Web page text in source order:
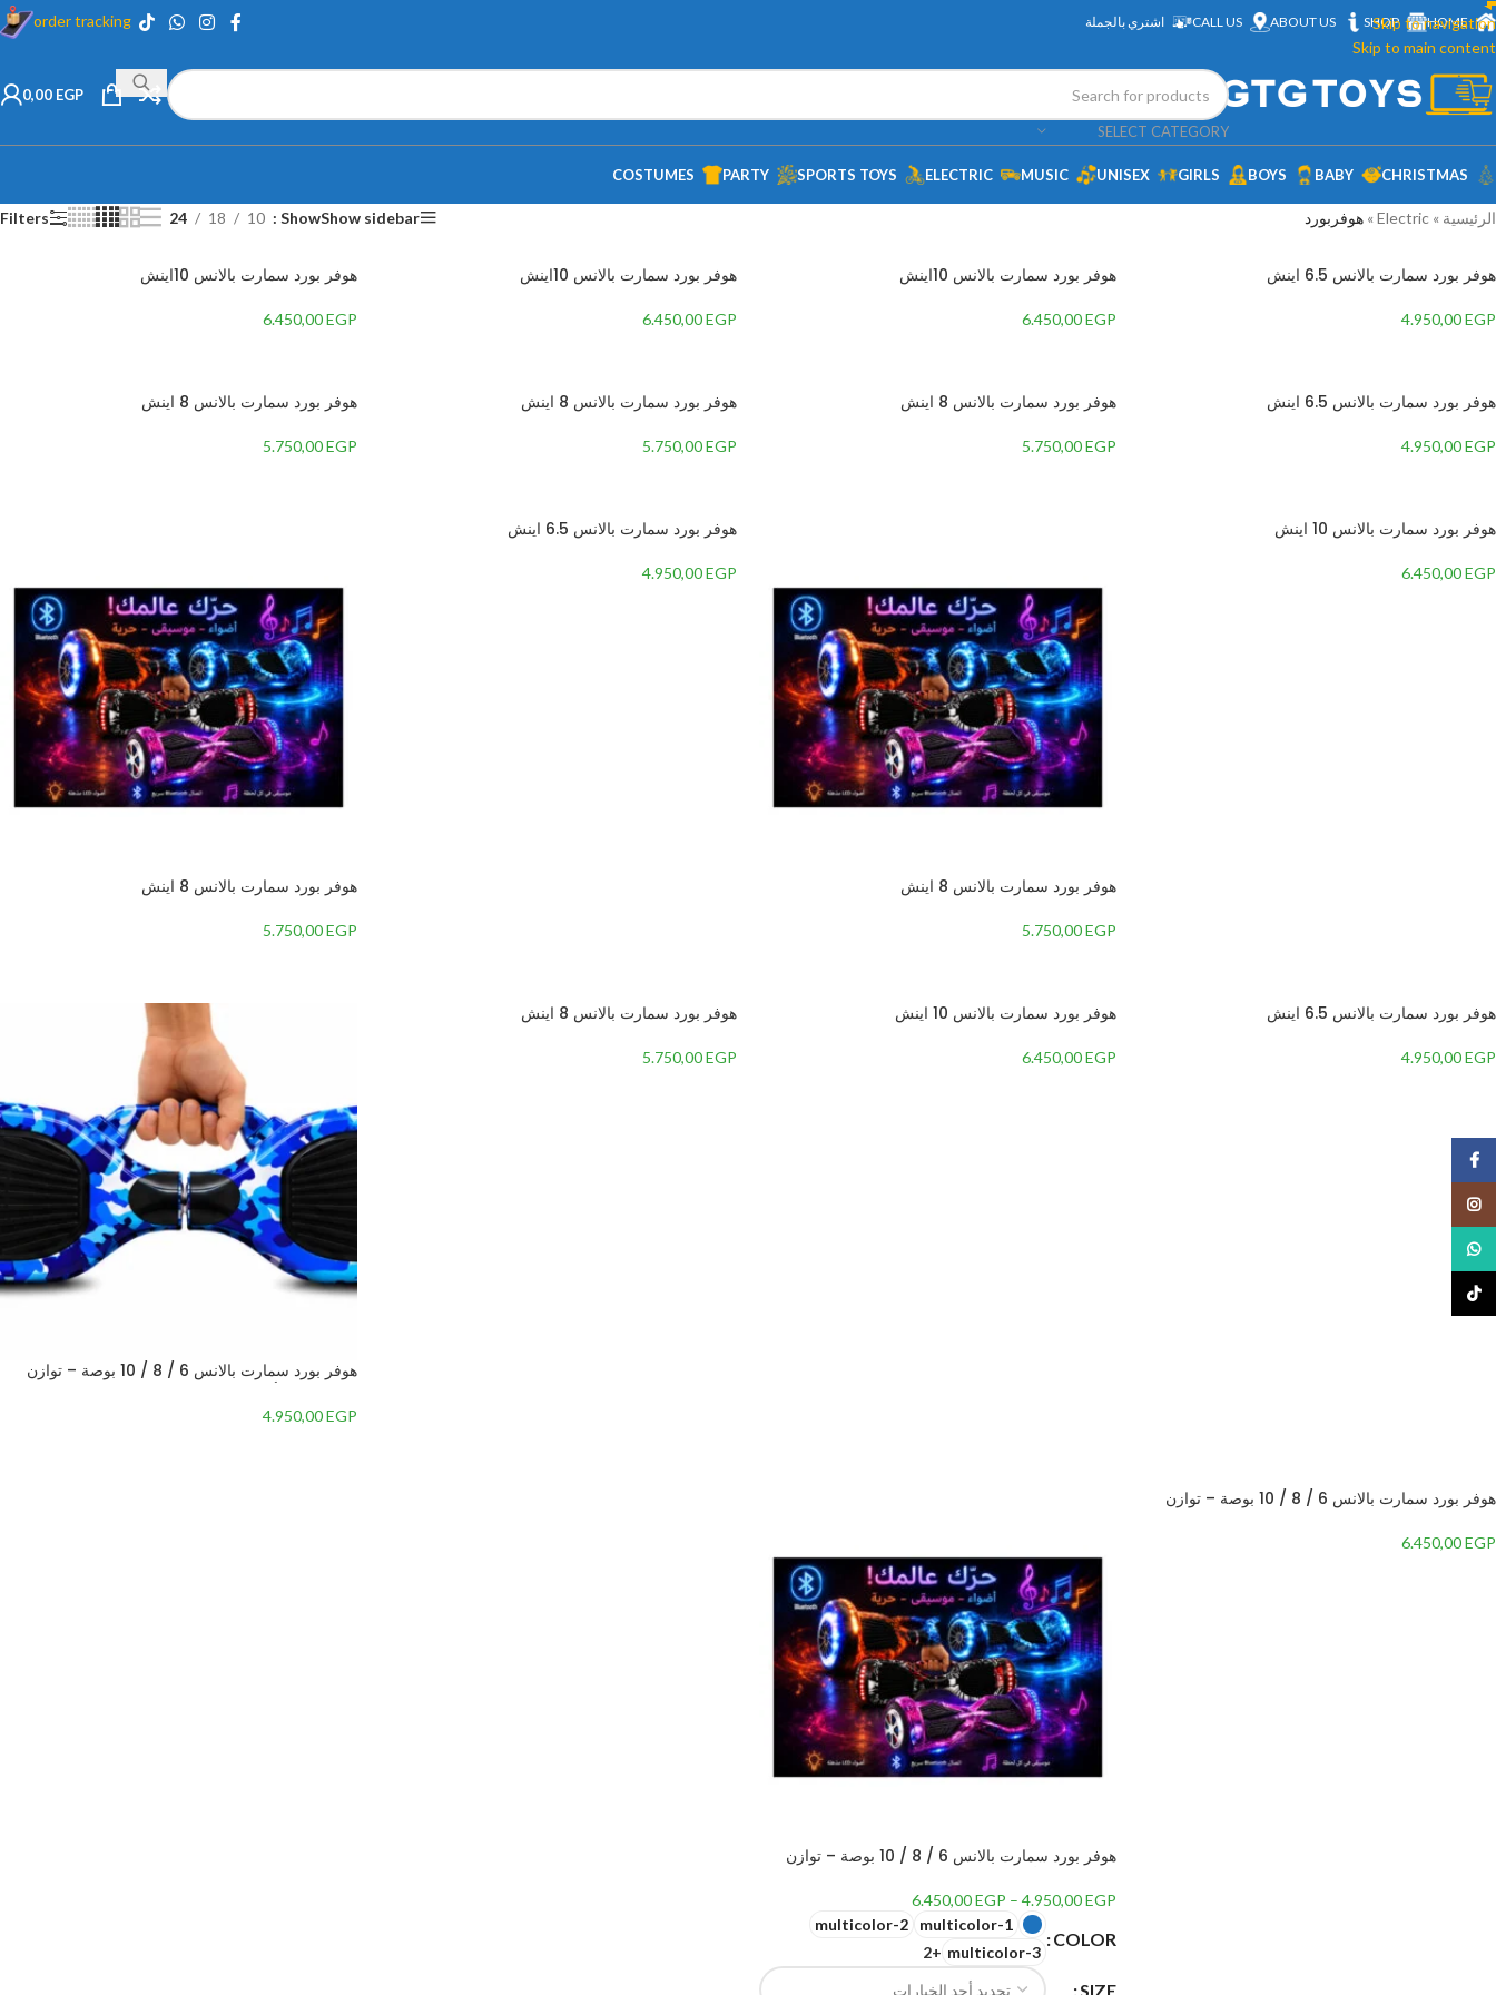
Skip to navigation
Skip to main content
HOME
SHOP
ABOUT US
CALL US اشتري بالجملة order tracking
SELECT CATEGORY
0,00 EGP
CHRISTMAS
BABY
BOYS
GIRLS
UNISEX
MUSIC
ELECTRIC
SPORTS TOYS
PARTY
COSTUMES
الرئيسية »
Electric
» هوفربورد Show sidebar
Show
10
18
24
Filters
هوفر بورد سمارت بالانس 6.5 اينش
4.950,00EGP
هوفر بورد سمارت بالانس 10اينش
6.450,00EGP
هوفر بورد سمارت بالانس 10اينش
6.450,00EGP
هوفر بورد سمارت بالانس 10اينش
6.450,00EGP
هوفر بورد سمارت بالانس 6.5 اينش
4.950,00EGP
هوفر بورد سمارت بالانس 8 اينش
5.750,00EGP
هوفر بورد سمارت بالانس 8 اينش
5.750,00EGP
هوفر بورد سمارت بالانس 8 اينش
5.750,00EGP
هوفر بورد سمارت بالانس 10 اينش
6.450,00EGP
هوفر بورد سمارت بالانس 8 اينش
5.750,00EGP
هوفر بورد سمارت بالانس 6.5 اينش
4.950,00EGP
هوفر بورد سمارت بالانس 8 اينش
5.750,00EGP
هوفر بورد سمارت بالانس 6.5 اينش
4.950,00EGP
هوفر بورد سمارت بالانس 10 اينش
6.450,00EGP
هوفر بورد سمارت بالانس 8 اينش
5.750,00EGP
هوفر بورد سمارت بالانس 6 / 8 / 10 بوصة – توازن
4.950,00EGP
هوفر بورد سمارت بالانس 6 / 8 / 10 بوصة – توازن
6.450,00EGP
هوفر بورد سمارت بالانس 6 / 8 / 10 بوصة – توازن
4.950,00EGP
–
6.450,00EGP
COLOR
multicolor-1
multicolor-2
multicolor-3
+2
SIZE